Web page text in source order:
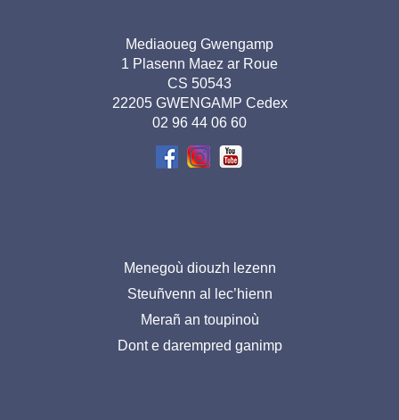
Mediaoueg Gwengamp
1 Plasenn Maez ar Roue
CS 50543
22205 GWENGAMP Cedex
02 96 44 06 60
Menegoù diouzh lezenn
Steuñvenn al lec’hienn
Merañ an toupinoù
Dont e darempred ganimp